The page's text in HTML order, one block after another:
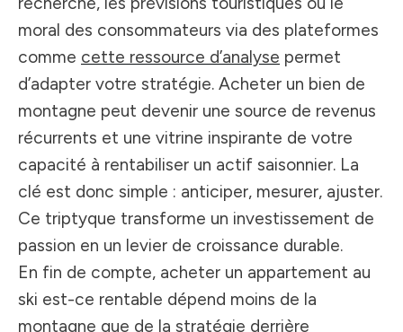
moral des consommateurs via des plateformes
comme cette ressource d’analyse permet
d’adapter votre stratégie. Acheter un bien de
montagne peut devenir une source de revenus
récurrents et une vitrine inspirante de votre
capacité à rentabiliser un actif saisonnier. La
clé est donc simple : anticiper, mesurer, ajuster.
Ce triptyque transforme un investissement de
passion en un levier de croissance durable.
En fin de compte, acheter un appartement au
ski est-ce rentable dépend moins de la
montagne que de la stratégie derrière